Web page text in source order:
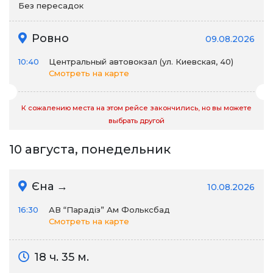
Без пересадок
Ровно 09.08.2026
10:40
Центральный автовокзал (ул. Киевская, 40)
Смотреть на карте
К сожалению места на этом рейсе закончились, но вы можете
выбрать другой
10 августа, понедельник
Єна → 10.08.2026
16:30
АВ “Парадіз” Ам Фольксбад
Смотреть на карте
18 ч. 35 м.